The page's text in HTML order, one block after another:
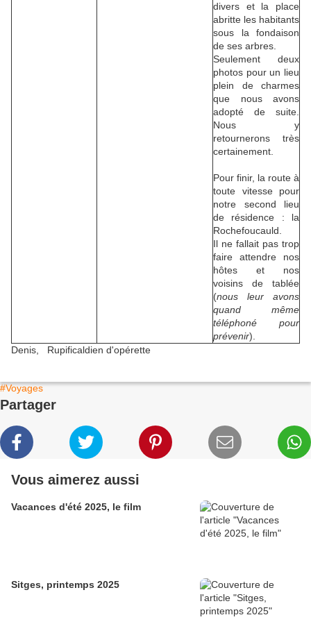
divers et la place
abritte les habitants
sous la fondaison
de ses arbres.
Seulement deux
photos pour un lieu
plein de charmes
que nous avons
adopté de suite.
Nous y
retournerons très
certainement.
Pour finir, la route à
toute vitesse pour
notre second lieu
de résidence : la
Rochefoucauld.
Il ne fallait pas trop
faire attendre nos
hôtes et nos
voisins de tablée
(nous leur avons
quand même
téléphoné pour
prévenir).
Denis, Rupificaldien d'opérette
#Voyages
Partager
Vous aimerez aussi
Vacances d'été 2025, le film
Sitges, printemps 2025